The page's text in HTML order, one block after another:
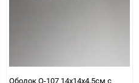
Ободок О-107 14х14х4,5см с